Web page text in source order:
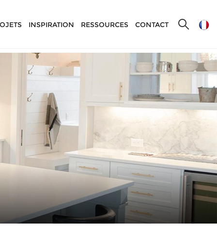
INSPIRATION RESSOURCES CONTACT